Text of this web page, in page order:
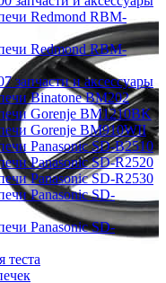
Redmond RBM-
Redmond RBM-
запчасти и аксессуары
Binatone BM202
Gorenje BM1210BK
Gorenje BM910WII
Panasonic SD-B2510
Panasonic SD-R2520
Panasonic SD-R2530
Panasonic SD-
Panasonic SD-
теста